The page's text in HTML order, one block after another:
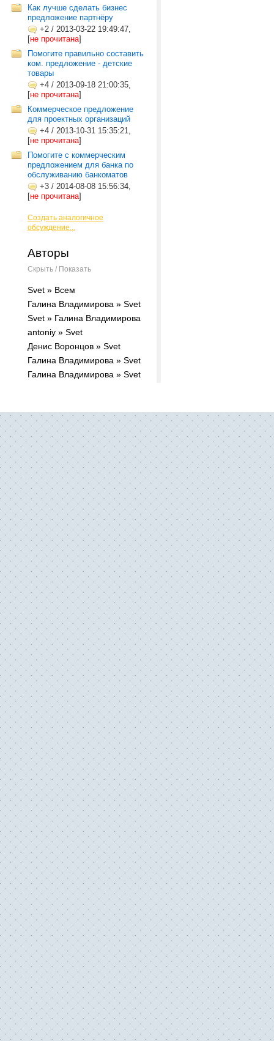
Как лучше сделать бизнес
предложение партнёру
+2 / 2013-03-22 19:49:47,
[не прочитана]
Помогите правильно составить
ком. предложение - детские
товары
+4 / 2013-09-18 21:00:35,
[не прочитана]
Коммерческое предложение
для проектных организаций
+4 / 2013-10-31 15:35:21,
[не прочитана]
Помогите с коммерческим
предложением для банка по
обслуживанию банкоматов
+3 / 2014-08-08 15:56:34,
[не прочитана]
Создать аналогичное
обсуждение...
Авторы
Скрыть / Показать
Svet » Всем
Галина Владимирова » Svet
Svet » Галина Владимирова
antoniy » Svet
Денис Воронцов » Svet
Галина Владимирова » Svet
Галина Владимирова » Svet